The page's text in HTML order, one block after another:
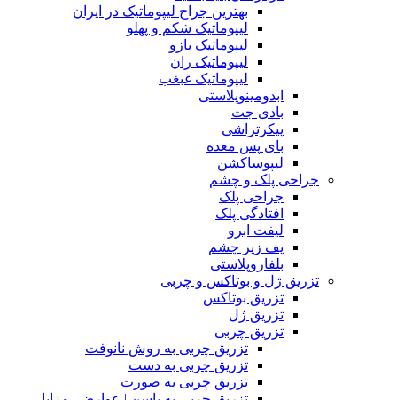
بهترین جراح لیپوماتیک در ایران
لیپوماتیک شکم و پهلو
لیپوماتیک بازو
لیپوماتیک ران
لیپوماتیک غبغب
ابدومینوپلاستی
بادی‌ جت
پیکرتراشی
بای پس معده
لیپوساکشن
جراحی پلک و چشم
جراحی پلک
افتادگی پلک
لیفت ابرو
پف زیر چشم
بلفاروپلاستی
تزریق ژل و بوتاکس و چربی
تزریق بوتاکس
تزریق ژل
تزریق چربی
تزریق چربی به روش نانوفت
تزریق چربی به دست
تزریق چربی به صورت